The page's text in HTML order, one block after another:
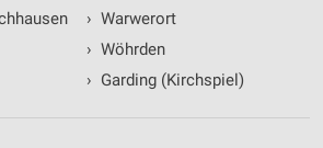
› Warwerort
› Wöhrden
› Garding (Kirchspiel)